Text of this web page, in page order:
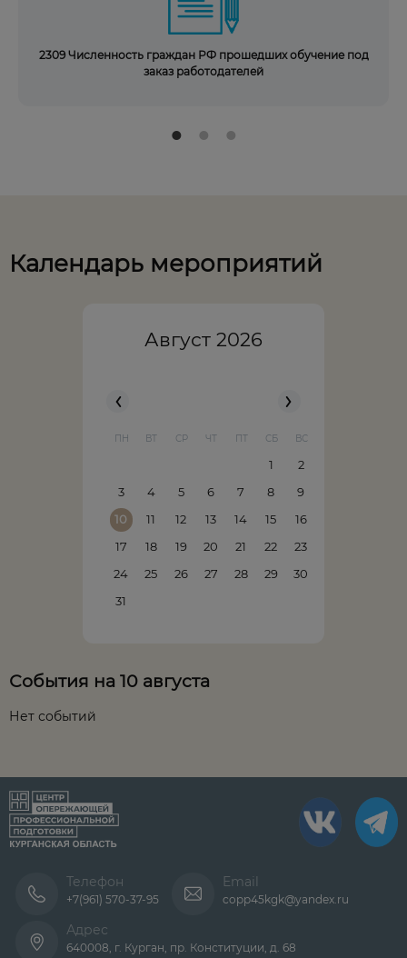
2309 Численность граждан РФ прошедших обучение под
заказ работодателей
Календарь мероприятий
Август 2026
ПН ВТ СР ЧТ ПТ СБ ВС
1
2
3
4 5 6 7 8
9
10
11 12 13 14 15
16
17
18 19 20 21 22
23
24
25 26 27 28 29
30
31
События на 10 августа
Нет событий
Телефон
+7(961) 570-37-95
Email
copp45kgk@yandex.ru
Адрес
640008, г. Курган, пр. Конституции, д. 68